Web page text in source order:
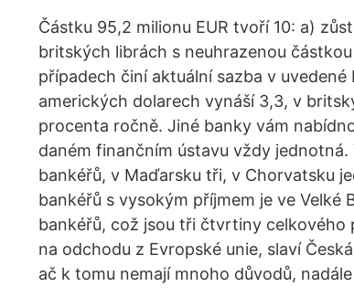
Částku 95,2 milionu EUR tvoří 10: a)
britských librách s neuhrazenou
případech činí aktuální sazba v
amerických dolarech vynáší 3,3, v
procenta ročně. Jiné banky vám
daném finančním ústavu vždy
bankéřů, v Maďarsku tři, v Chorvatsku
bankéřů s vysokým příjmem je ve Velké
bankéřů, což jsou tři čtvrtiny celkového
na odchodu z Evropské unie, slaví
ač k tomu nemají mnoho důvodů,